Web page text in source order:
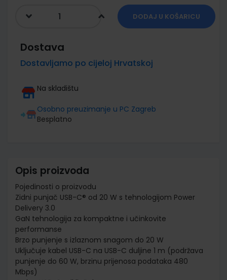
DODAJ U KOŠARICU
Dostava
Dostavljamo po cijeloj Hrvatskoj
Na skladištu
Osobno preuzimanje u PC Zagreb
Besplatno
Opis proizvoda
Pojedinosti o proizvodu
Zidni punjač USB-C® od 20 W s tehnologijom Power
Delivery 3.0
GaN tehnologija za kompaktne i učinkovite
performanse
Brzo punjenje s izlaznom snagom do 20 W
Uključuje kabel USB-C na USB-C duljine 1 m (podržava
punjenje do 60 W, brzinu prijenosa podataka 480
Mbps)